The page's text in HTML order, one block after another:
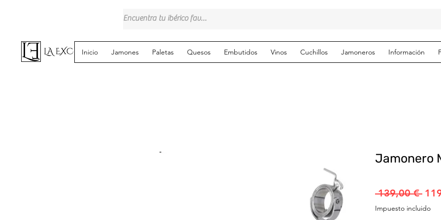
Inicio Jamones Paletas Quesos Embutidos Vinos Cuchillos Jamoneros Información
Jamonero
139,00 €
Impuesto incluido